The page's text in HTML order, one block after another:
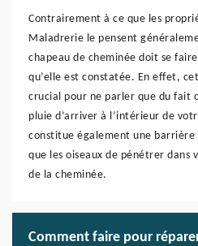
Contrairement à ce que les
Maladrerie le pensent
chapeau de cheminée doit se
qu’elle est constatée. En effet,
crucial pour ne parler que du fait
pluie d’arriver à l’intérieur de
constitue également une barrière
que les oiseaux de pénétrer dans
de la cheminée.
Comment faire pour